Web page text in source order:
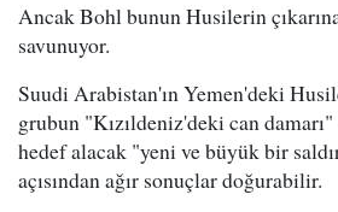
Ancak Bohl bunun Husilerin
savunuyor.
Suudi Arabistan'ın Yemen'deki
grubun "Kızıldeniz'deki can
hedef alacak "yeni ve büyük bir
açısından ağır sonuçlar doğurabilir.